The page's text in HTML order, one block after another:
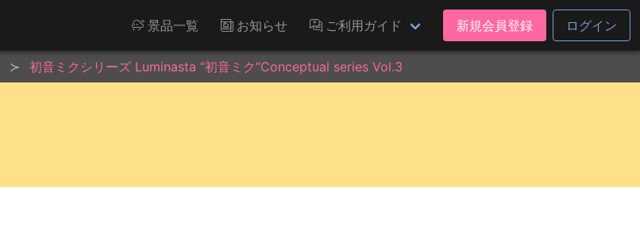
景品一覧 お知らせ ご利用ガイド 新規会員登録 ログイン
初音ミクシリーズ Luminasta “初音ミク”Conceptual series Vol.3